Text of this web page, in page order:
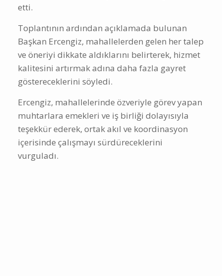
etti.
Toplantının ardından açıklamada bulunan
Başkan Ercengiz, mahallelerden gelen her talep
ve öneriyi dikkate aldıklarını belirterek, hizmet
kalitesini artırmak adına daha fazla gayret
göstereceklerini söyledi.
Ercengiz, mahallelerinde özveriyle görev yapan
muhtarlara emekleri ve iş birliği dolayısıyla
teşekkür ederek, ortak akıl ve koordinasyon
içerisinde çalışmayı sürdüreceklerini
vurguladı.